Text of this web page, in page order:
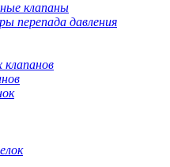
клапаны
перепада давления